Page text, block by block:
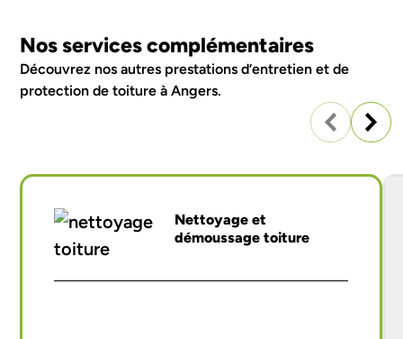
Nos services complémentaires
Découvrez nos autres prestationsd’entretien et de
protection de toiture à Angers.
Nettoyage et
démoussage toiture